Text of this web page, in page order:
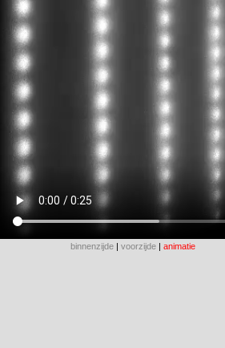
binnenzijde| voorzijde | animatie